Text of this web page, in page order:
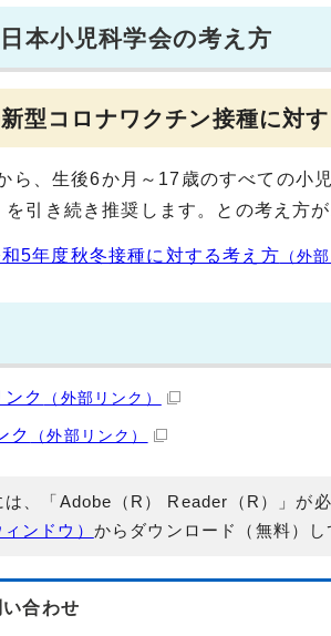
本小児科学会の考え方
型コロナワクチン接種に対
ら、生後6か月～17歳のすべての小
引き続き推奨します。との考え方が
5年度秋冬接種に対する考え方 （外
ク （外部リンク）
ク （外部リンク）
、「Adobe（R） Reader（R）」が
ンドウ） からダウンロード（無料）し
い合わせ